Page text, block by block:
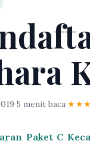
·5 menit baca·
Paket C